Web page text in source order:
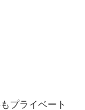
プライベート